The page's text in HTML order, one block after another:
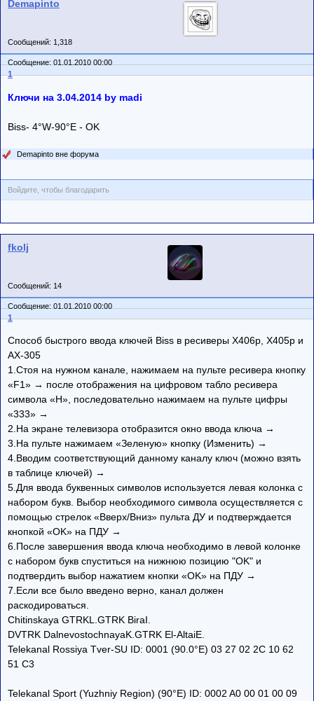
Demapinto
Сообщений: 1,318
Сообщение: 01.01.2010 00:00
1
Ключи на 3.04.2014 by madi
Biss- 4°W-90°E - OK
Demapinto вне форума
Войдите, чтобы благодарить
fkolj
Сообщений: 14
Сообщение: 01.01.2010 00:00
1
Способ быстрого ввода ключей Biss в ресиверы X406p, X405p и
AX-305
1.Стоя на нужном канале, нажимаем на пульте ресивера кнопку
«F1» → после отображения на цифровом табло ресивера
символа «H», последовательно нажимаем на пульте цифры
«333» →
2.На экране телевизора отобразится окно ввода ключа →
3.На пульте нажимаем «Зеленую» кнопку (Изменить) →
4.Вводим соответствующий данному каналу ключ (можно взять
в таблице ключей) →
5.Для ввода буквенных символов используется левая колонка с
набором букв. Выбор необходимого символа осуществляется с
помощью стрелок «Вверх/Вниз» пульта ДУ и подтверждается
кнопкой «OK» на ПДУ →
6.После завершения ввода ключа необходимо в левой колонке
с набором букв спуститься на нижнюю позицию "OK" и
подтвердить выбор нажатием кнопки «OK» на ПДУ →
7.Если все было введено верно, канал должен
раскодироваться.
Chitinskaya GTRKL.GTRK BiraI.
DVTRK DalnevostochnayaK.GTRK El-AltaiE.
Telekanal Rossiya Tver-SU ID: 0001 (90.0°E) 03 27 02 2C 10 62
51 C3
Telekanal Sport (Yuzhniy Region) (90°E) ID: 0002 A0 00 01 00 09